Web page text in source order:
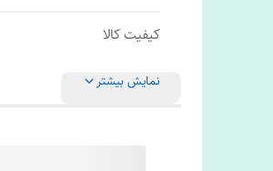
کیفیت کالا
نمایش بیشتر